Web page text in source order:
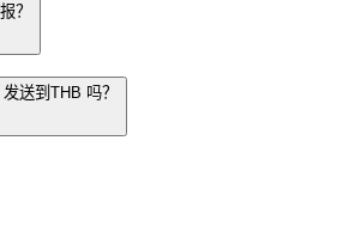
？
送到THB 吗？